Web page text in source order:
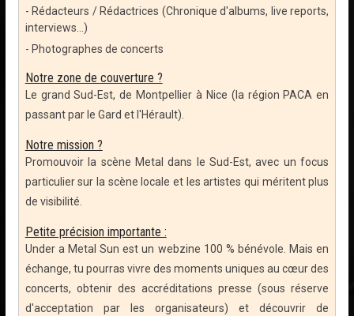
- Rédacteurs / Rédactrices (Chronique d'albums, live reports,
interviews...)
- Photographes de concerts
Notre zone de couverture ?
Le grand Sud-Est, de Montpellier à Nice (la région PACA en
passant par le Gard et l'Hérault).
Notre mission ?
Promouvoir la scène Metal dans le Sud-Est, avec un focus
particulier sur la scène locale et les artistes qui méritent plus
de visibilité.
Petite précision importante :
Under a Metal Sun est un webzine 100 % bénévole. Mais en
échange, tu pourras vivre des moments uniques au cœur des
concerts, obtenir des accréditations presse (sous réserve
d'acceptation par les organisateurs) et découvrir de